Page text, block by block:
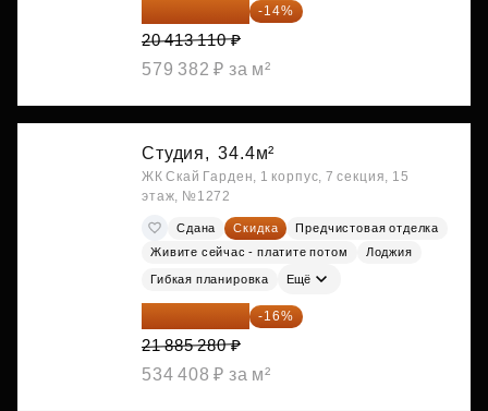
17 555 275 ₽ -14%
20 413 110 ₽
579 382 ₽ за м²
Студия, 34.4м²
ЖК Скай Гарден, 1 корпус, 7 секция, 15
этаж, №1272
Сдана Скидка
Предчистовая отделка
Живите сейчас - платите потом
Лоджия
Гибкая планировка Ещё
18 383 635 ₽ -16%
21 885 280 ₽
534 408 ₽ за м²